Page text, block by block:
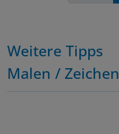
Weitere Tipps
Malen /